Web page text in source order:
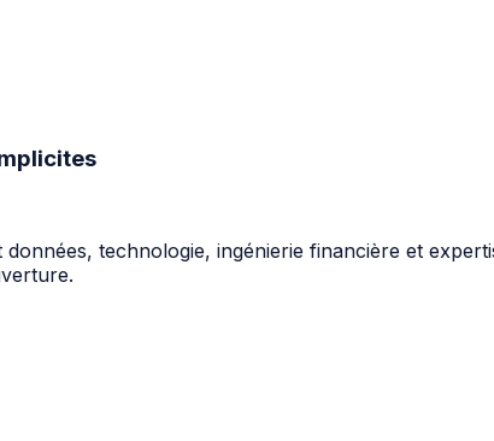
technologie, ingénierie financière et